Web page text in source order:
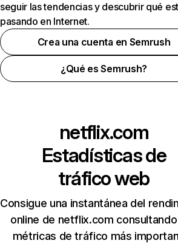
seguir las tendencias y descubrir qué
pasando en Internet.
Crea una cuenta en Semrush
¿Qué es Semrush?
netflix.com
Estadísticas de
tráfico web
Consigue una instantánea del
online de netflix.com
métricas de tráfico más